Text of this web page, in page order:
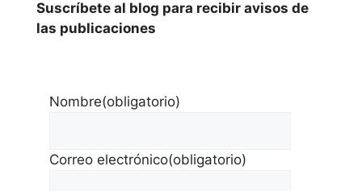
Suscríbete al blog para recibir avisos de
las publicaciones
Nombre(obligatorio)
Correo electrónico(obligatorio)